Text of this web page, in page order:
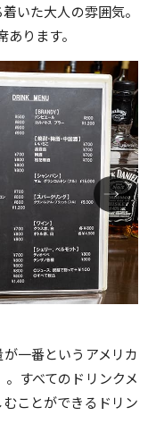
いた大人の雰囲気。
ります。
一番というアメリカ
すべてのドリンクメ
ことができるドリン